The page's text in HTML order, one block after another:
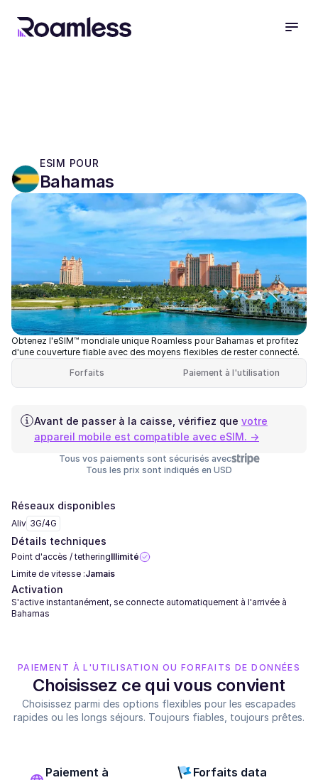
ESIM POUR
Bahamas
Obtenez l'eSIM™ mondiale unique Roamless pour Bahamas et profitez
d'une couverture fiable avec des moyens flexibles de rester connecté.
Forfaits
Paiement à l'utilisation
Avant de passer à la caisse, vérifiez que votre
appareil mobile est compatible avec eSIM. →
Tous vos paiements sont sécurisés avec
Tous les prix sont indiqués en USD
Réseaux disponibles
Aliv 3G/4G
Détails techniques
Point d'accès / tetheringIllimité
Limite de vitesse :Jamais
Activation
S'active instantanément, se connecte automatiquement à l'arrivée à
Bahamas
PAIEMENT À L'UTILISATION OU FORFAITS DE DONNÉES
Choisissez ce qui vous convient
Choisissez parmi des options flexibles pour les escapades
rapides ou les longs séjours. Toujours fiables, toujours prêtes.
Paiement à
Forfaits data